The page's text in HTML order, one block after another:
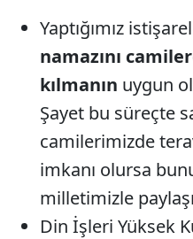
Yaptığımız
namazını
kılmanın uygun
Şayet bu süreçte
camilerimizde
imkanı olursa
milletimizle
Din İşleri Yüksek